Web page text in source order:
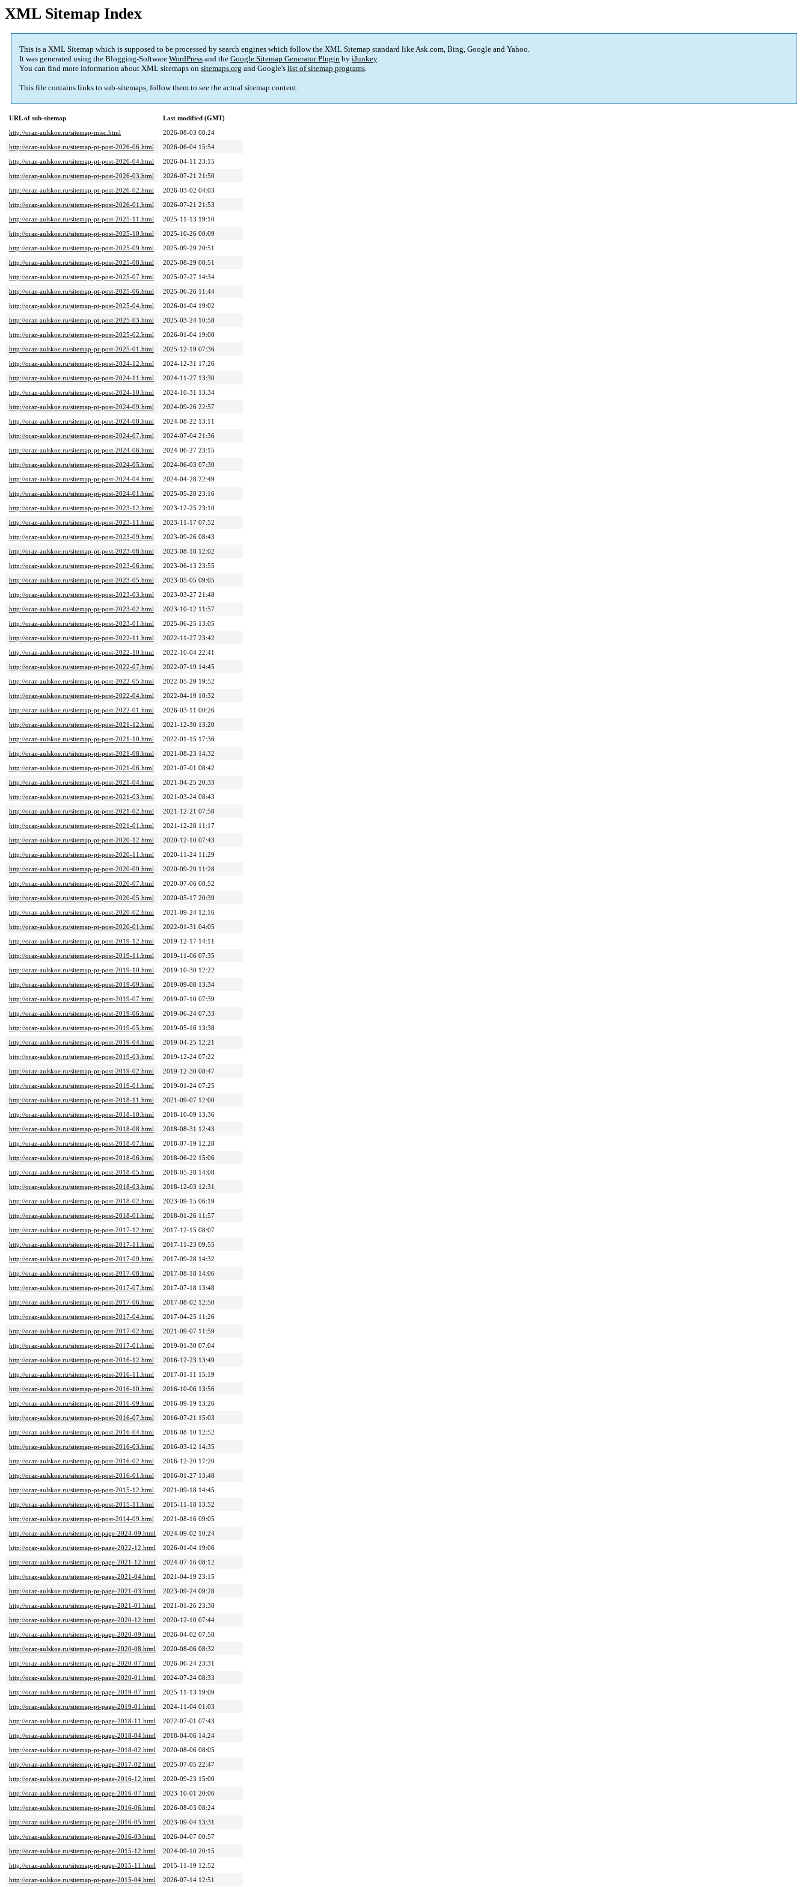
XML Sitemap Index
This is a XML Sitemap which is supposed to be processed by search engines which follow the XML Sitemap standard like Ask.com, Bing, Google and Yahoo.
It was generated using the Blogging-Software WordPress and the Google Sitemap Generator Plugin by iJunkey.
You can find more information about XML sitemaps on sitemaps.org and Google's list of sitemap programs.
This file contains links to sub-sitemaps, follow them to see the actual sitemap content.
URL of sub-sitemap
Last modified (GMT)
http://oraz-aulskoe.ru/sitemap-misc.html
2026-08-03 08:24
http://oraz-aulskoe.ru/sitemap-pt-post-2026-06.html
2026-06-04 15:54
http://oraz-aulskoe.ru/sitemap-pt-post-2026-04.html
2026-04-11 23:15
http://oraz-aulskoe.ru/sitemap-pt-post-2026-03.html
2026-07-21 21:50
http://oraz-aulskoe.ru/sitemap-pt-post-2026-02.html
2026-03-02 04:03
http://oraz-aulskoe.ru/sitemap-pt-post-2026-01.html
2026-07-21 21:53
http://oraz-aulskoe.ru/sitemap-pt-post-2025-11.html
2025-11-13 19:10
http://oraz-aulskoe.ru/sitemap-pt-post-2025-10.html
2025-10-26 00:09
http://oraz-aulskoe.ru/sitemap-pt-post-2025-09.html
2025-09-29 20:51
http://oraz-aulskoe.ru/sitemap-pt-post-2025-08.html
2025-08-29 08:51
http://oraz-aulskoe.ru/sitemap-pt-post-2025-07.html
2025-07-27 14:34
http://oraz-aulskoe.ru/sitemap-pt-post-2025-06.html
2025-06-26 11:44
http://oraz-aulskoe.ru/sitemap-pt-post-2025-04.html
2026-01-04 19:02
http://oraz-aulskoe.ru/sitemap-pt-post-2025-03.html
2025-03-24 10:58
http://oraz-aulskoe.ru/sitemap-pt-post-2025-02.html
2026-01-04 19:00
http://oraz-aulskoe.ru/sitemap-pt-post-2025-01.html
2025-12-19 07:36
http://oraz-aulskoe.ru/sitemap-pt-post-2024-12.html
2024-12-31 17:26
http://oraz-aulskoe.ru/sitemap-pt-post-2024-11.html
2024-11-27 13:30
http://oraz-aulskoe.ru/sitemap-pt-post-2024-10.html
2024-10-31 13:34
http://oraz-aulskoe.ru/sitemap-pt-post-2024-09.html
2024-09-26 22:57
http://oraz-aulskoe.ru/sitemap-pt-post-2024-08.html
2024-08-22 13:11
http://oraz-aulskoe.ru/sitemap-pt-post-2024-07.html
2024-07-04 21:36
http://oraz-aulskoe.ru/sitemap-pt-post-2024-06.html
2024-06-27 23:15
http://oraz-aulskoe.ru/sitemap-pt-post-2024-05.html
2024-06-03 07:30
http://oraz-aulskoe.ru/sitemap-pt-post-2024-04.html
2024-04-28 22:49
http://oraz-aulskoe.ru/sitemap-pt-post-2024-01.html
2025-05-28 23:16
http://oraz-aulskoe.ru/sitemap-pt-post-2023-12.html
2023-12-25 23:10
http://oraz-aulskoe.ru/sitemap-pt-post-2023-11.html
2023-11-17 07:52
http://oraz-aulskoe.ru/sitemap-pt-post-2023-09.html
2023-09-26 08:43
http://oraz-aulskoe.ru/sitemap-pt-post-2023-08.html
2023-08-18 12:02
http://oraz-aulskoe.ru/sitemap-pt-post-2023-06.html
2023-06-13 23:55
http://oraz-aulskoe.ru/sitemap-pt-post-2023-05.html
2023-05-05 09:05
http://oraz-aulskoe.ru/sitemap-pt-post-2023-03.html
2023-03-27 21:48
http://oraz-aulskoe.ru/sitemap-pt-post-2023-02.html
2023-10-12 11:57
http://oraz-aulskoe.ru/sitemap-pt-post-2023-01.html
2025-06-25 13:05
http://oraz-aulskoe.ru/sitemap-pt-post-2022-11.html
2022-11-27 23:42
http://oraz-aulskoe.ru/sitemap-pt-post-2022-10.html
2022-10-04 22:41
http://oraz-aulskoe.ru/sitemap-pt-post-2022-07.html
2022-07-19 14:45
http://oraz-aulskoe.ru/sitemap-pt-post-2022-05.html
2022-05-29 19:52
http://oraz-aulskoe.ru/sitemap-pt-post-2022-04.html
2022-04-19 10:32
http://oraz-aulskoe.ru/sitemap-pt-post-2022-01.html
2026-03-11 00:26
http://oraz-aulskoe.ru/sitemap-pt-post-2021-12.html
2021-12-30 13:20
http://oraz-aulskoe.ru/sitemap-pt-post-2021-10.html
2022-01-15 17:36
http://oraz-aulskoe.ru/sitemap-pt-post-2021-08.html
2021-08-23 14:32
http://oraz-aulskoe.ru/sitemap-pt-post-2021-06.html
2021-07-01 08:42
http://oraz-aulskoe.ru/sitemap-pt-post-2021-04.html
2021-04-25 20:33
http://oraz-aulskoe.ru/sitemap-pt-post-2021-03.html
2021-03-24 08:43
http://oraz-aulskoe.ru/sitemap-pt-post-2021-02.html
2021-12-21 07:58
http://oraz-aulskoe.ru/sitemap-pt-post-2021-01.html
2021-12-28 11:17
http://oraz-aulskoe.ru/sitemap-pt-post-2020-12.html
2020-12-10 07:43
http://oraz-aulskoe.ru/sitemap-pt-post-2020-11.html
2020-11-24 11:29
http://oraz-aulskoe.ru/sitemap-pt-post-2020-09.html
2020-09-29 11:28
http://oraz-aulskoe.ru/sitemap-pt-post-2020-07.html
2020-07-06 08:52
http://oraz-aulskoe.ru/sitemap-pt-post-2020-05.html
2020-05-17 20:39
http://oraz-aulskoe.ru/sitemap-pt-post-2020-02.html
2021-09-24 12:16
http://oraz-aulskoe.ru/sitemap-pt-post-2020-01.html
2022-01-31 04:05
http://oraz-aulskoe.ru/sitemap-pt-post-2019-12.html
2019-12-17 14:11
http://oraz-aulskoe.ru/sitemap-pt-post-2019-11.html
2019-11-06 07:35
http://oraz-aulskoe.ru/sitemap-pt-post-2019-10.html
2019-10-30 12:22
http://oraz-aulskoe.ru/sitemap-pt-post-2019-09.html
2019-09-08 13:34
http://oraz-aulskoe.ru/sitemap-pt-post-2019-07.html
2019-07-10 07:39
http://oraz-aulskoe.ru/sitemap-pt-post-2019-06.html
2019-06-24 07:33
http://oraz-aulskoe.ru/sitemap-pt-post-2019-05.html
2019-05-16 13:38
http://oraz-aulskoe.ru/sitemap-pt-post-2019-04.html
2019-04-25 12:21
http://oraz-aulskoe.ru/sitemap-pt-post-2019-03.html
2019-12-24 07:22
http://oraz-aulskoe.ru/sitemap-pt-post-2019-02.html
2019-12-30 08:47
http://oraz-aulskoe.ru/sitemap-pt-post-2019-01.html
2019-01-24 07:25
http://oraz-aulskoe.ru/sitemap-pt-post-2018-11.html
2021-09-07 12:00
http://oraz-aulskoe.ru/sitemap-pt-post-2018-10.html
2018-10-09 13:36
http://oraz-aulskoe.ru/sitemap-pt-post-2018-08.html
2018-08-31 12:43
http://oraz-aulskoe.ru/sitemap-pt-post-2018-07.html
2018-07-19 12:28
http://oraz-aulskoe.ru/sitemap-pt-post-2018-06.html
2018-06-22 15:06
http://oraz-aulskoe.ru/sitemap-pt-post-2018-05.html
2018-05-28 14:08
http://oraz-aulskoe.ru/sitemap-pt-post-2018-03.html
2018-12-03 12:31
http://oraz-aulskoe.ru/sitemap-pt-post-2018-02.html
2023-09-15 06:19
http://oraz-aulskoe.ru/sitemap-pt-post-2018-01.html
2018-01-26 11:57
http://oraz-aulskoe.ru/sitemap-pt-post-2017-12.html
2017-12-15 08:07
http://oraz-aulskoe.ru/sitemap-pt-post-2017-11.html
2017-11-23 09:55
http://oraz-aulskoe.ru/sitemap-pt-post-2017-09.html
2017-09-28 14:32
http://oraz-aulskoe.ru/sitemap-pt-post-2017-08.html
2017-08-18 14:06
http://oraz-aulskoe.ru/sitemap-pt-post-2017-07.html
2017-07-18 13:48
http://oraz-aulskoe.ru/sitemap-pt-post-2017-06.html
2017-08-02 12:50
http://oraz-aulskoe.ru/sitemap-pt-post-2017-04.html
2017-04-25 11:26
http://oraz-aulskoe.ru/sitemap-pt-post-2017-02.html
2021-09-07 11:59
http://oraz-aulskoe.ru/sitemap-pt-post-2017-01.html
2019-01-30 07:04
http://oraz-aulskoe.ru/sitemap-pt-post-2016-12.html
2016-12-23 13:49
http://oraz-aulskoe.ru/sitemap-pt-post-2016-11.html
2017-01-11 15:19
http://oraz-aulskoe.ru/sitemap-pt-post-2016-10.html
2016-10-06 13:56
http://oraz-aulskoe.ru/sitemap-pt-post-2016-09.html
2016-09-19 13:26
http://oraz-aulskoe.ru/sitemap-pt-post-2016-07.html
2016-07-21 15:03
http://oraz-aulskoe.ru/sitemap-pt-post-2016-04.html
2016-08-10 12:52
http://oraz-aulskoe.ru/sitemap-pt-post-2016-03.html
2016-03-12 14:35
http://oraz-aulskoe.ru/sitemap-pt-post-2016-02.html
2016-12-20 17:20
http://oraz-aulskoe.ru/sitemap-pt-post-2016-01.html
2016-01-27 13:48
http://oraz-aulskoe.ru/sitemap-pt-post-2015-12.html
2021-09-18 14:45
http://oraz-aulskoe.ru/sitemap-pt-post-2015-11.html
2015-11-18 13:52
http://oraz-aulskoe.ru/sitemap-pt-post-2014-09.html
2021-08-16 09:05
http://oraz-aulskoe.ru/sitemap-pt-page-2024-09.html
2024-09-02 10:24
http://oraz-aulskoe.ru/sitemap-pt-page-2022-12.html
2026-01-04 19:06
http://oraz-aulskoe.ru/sitemap-pt-page-2021-12.html
2024-07-16 08:12
http://oraz-aulskoe.ru/sitemap-pt-page-2021-04.html
2021-04-19 23:15
http://oraz-aulskoe.ru/sitemap-pt-page-2021-03.html
2023-09-24 09:28
http://oraz-aulskoe.ru/sitemap-pt-page-2021-01.html
2021-01-26 23:38
http://oraz-aulskoe.ru/sitemap-pt-page-2020-12.html
2020-12-10 07:44
http://oraz-aulskoe.ru/sitemap-pt-page-2020-09.html
2026-04-02 07:58
http://oraz-aulskoe.ru/sitemap-pt-page-2020-08.html
2020-08-06 08:32
http://oraz-aulskoe.ru/sitemap-pt-page-2020-07.html
2026-06-24 23:31
http://oraz-aulskoe.ru/sitemap-pt-page-2020-01.html
2024-07-24 08:33
http://oraz-aulskoe.ru/sitemap-pt-page-2019-07.html
2025-11-13 19:09
http://oraz-aulskoe.ru/sitemap-pt-page-2019-01.html
2024-11-04 01:03
http://oraz-aulskoe.ru/sitemap-pt-page-2018-11.html
2022-07-01 07:43
http://oraz-aulskoe.ru/sitemap-pt-page-2018-04.html
2018-04-06 14:24
http://oraz-aulskoe.ru/sitemap-pt-page-2018-02.html
2020-08-06 08:05
http://oraz-aulskoe.ru/sitemap-pt-page-2017-02.html
2025-07-05 22:47
http://oraz-aulskoe.ru/sitemap-pt-page-2016-12.html
2020-09-23 15:00
http://oraz-aulskoe.ru/sitemap-pt-page-2016-07.html
2023-10-01 20:06
http://oraz-aulskoe.ru/sitemap-pt-page-2016-06.html
2026-08-03 08:24
http://oraz-aulskoe.ru/sitemap-pt-page-2016-05.html
2023-09-04 13:31
http://oraz-aulskoe.ru/sitemap-pt-page-2016-03.html
2026-04-07 00:57
http://oraz-aulskoe.ru/sitemap-pt-page-2015-12.html
2024-09-10 20:15
http://oraz-aulskoe.ru/sitemap-pt-page-2015-11.html
2015-11-19 12:52
http://oraz-aulskoe.ru/sitemap-pt-page-2015-04.html
2026-07-14 12:51